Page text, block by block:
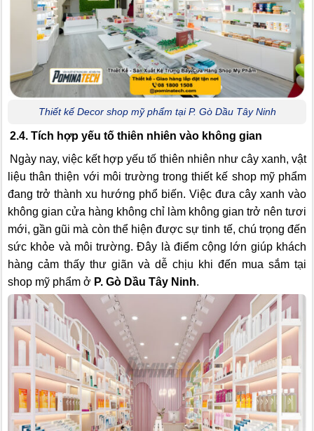
Thiết kế Decor shop mỹ phẩm tại P. Gò Dầu Tây Ninh
2.4. Tích hợp yếu tố thiên nhiên vào không gian
Ngày nay, việc kết hợp yếu tố thiên nhiên như cây xanh, vật
liệu thân thiện với môi trường trong thiết kế shop mỹ phẩm
đang trở thành xu hướng phổ biến. Việc đưa cây xanh vào
không gian cửa hàng không chỉ làm không gian trở nên tươi
mới, gần gũi mà còn thể hiện được sự tinh tế, chú trọng đến
sức khỏe và môi trường. Đây là điểm cộng lớn giúp khách
hàng cảm thấy thư giãn và dễ chịu khi đến mua sắm tại
shop mỹ phẩm ở P. Gò Dầu Tây Ninh.